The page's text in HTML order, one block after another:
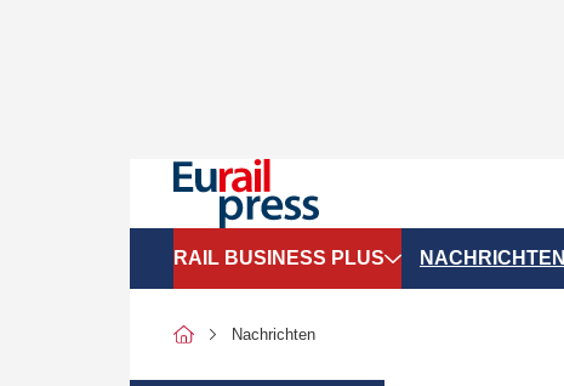
RAIL BUSINESS PLUS NACHRICHTEN
Nachrichten